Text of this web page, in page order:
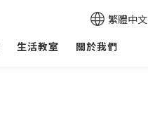
繁體中文
生活教室 關於我們